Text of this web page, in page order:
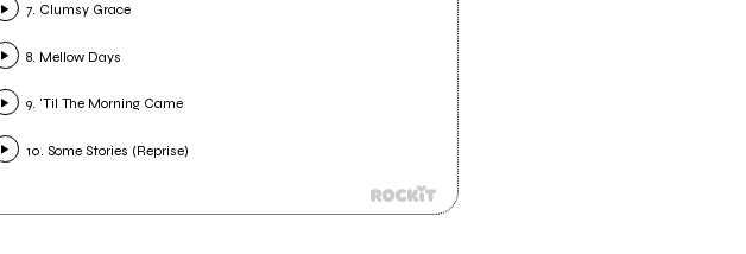
7. Clumsy Grace
8. Mellow Days
9. 'Til The Morning Came
10. Some Stories (Reprise)